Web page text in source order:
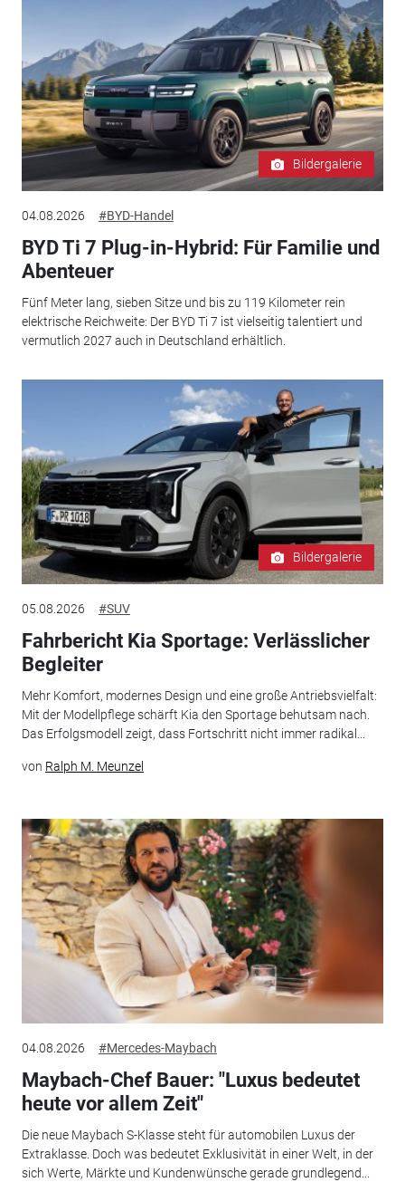
Bildergalerie
04.08.2026 #BYD-Handel
BYD Ti 7 Plug-in-Hybrid: Für Familie und
Abenteuer
Fünf Meter lang, sieben Sitze und bis zu 119 Kilometer rein
elektrische Reichweite: Der BYD Ti 7 ist vielseitig talentiert und
vermutlich 2027 auch in Deutschland erhältlich.
Bildergalerie
05.08.2026 #SUV
Fahrbericht Kia Sportage: Verlässlicher
Begleiter
Mehr Komfort, modernes Design und eine große Antriebsvielfalt:
Mit der Modellpflege schärft Kia den Sportage behutsam nach.
Das Erfolgsmodell zeigt, dass Fortschritt nicht immer radikal...
von Ralph M. Meunzel
04.08.2026 #Mercedes-Maybach
Maybach-Chef Bauer: "Luxus bedeutet
heute vor allem Zeit"
Die neue Maybach S-Klasse steht für automobilen Luxus der
Extraklasse. Doch was bedeutet Exklusivität in einer Welt, in der
sich Werte, Märkte und Kundenwünsche gerade grundlegend...